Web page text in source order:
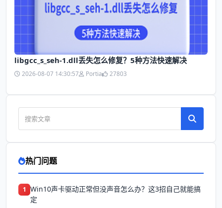
libgcc_s_seh-1.dll丢失怎么修复？5种方法快速解决
2026-08-07 14:30:57 Portia 27803
热门问题
1 Win10声卡驱动正常但没声音怎么办？这3招自己就能搞
定